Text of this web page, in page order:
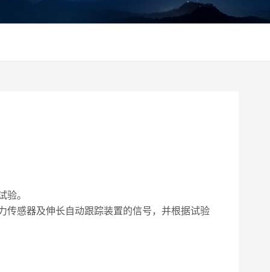
验。
传感器及伸长自动跟踪装置的信号，并根据试验